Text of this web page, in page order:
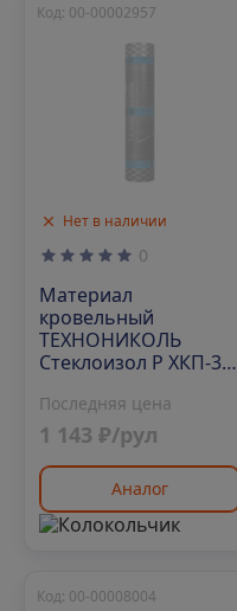
Нет в наличии
Код: 00-00002957
0
Материал
кровельный
ТЕХНОНИКОЛЬ
Стеклоизол Р ХКП-3,5
Последняя цена
1 143 ₽/рул
Аналог
Код: 00-00008004